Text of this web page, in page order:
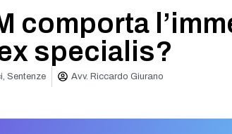
comporta
specialis?
Sentenze Avv. Riccardo Giurano